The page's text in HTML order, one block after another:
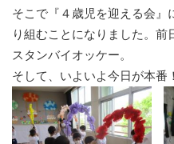
そこで『４歳児を迎える会』
り組むことになりました。前
スタンバイオッケー。
そして、いよいよ今日が本番